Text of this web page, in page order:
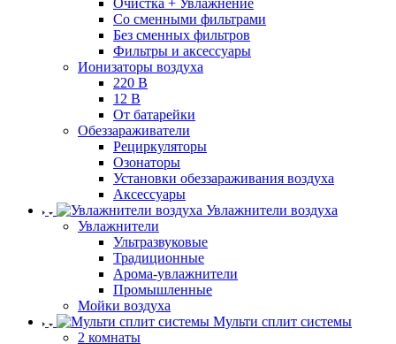
Очистка + Увлажнение
Cо сменными фильтрами
Без сменных фильтров
Фильтры и аксессуары
Ионизаторы воздуха
220 В
12 В
От батарейки
Обеззараживатели
Рециркуляторы
Озонаторы
Установки обеззараживания воздуха
Аксессуары
Увлажнители воздуха
Увлажнители
Ультразвуковые
Традиционные
Арома-увлажнители
Промышленные
Мойки воздуха
Мульти сплит системы
2 комнаты